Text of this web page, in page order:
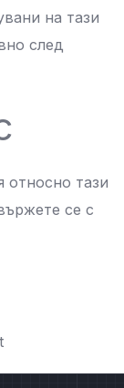
на тази
след
относно тази
се с